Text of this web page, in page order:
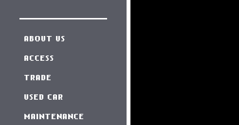
ABOUT US
ACCESS
TRADE
USED CAR
MAINTENANCE